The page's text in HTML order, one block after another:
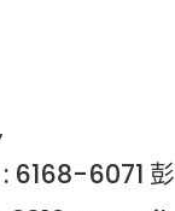
6168-6071